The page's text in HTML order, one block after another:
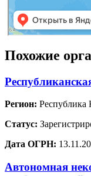
Похожие
Регион:
Статус:
Дата ОГРН:
Автономная